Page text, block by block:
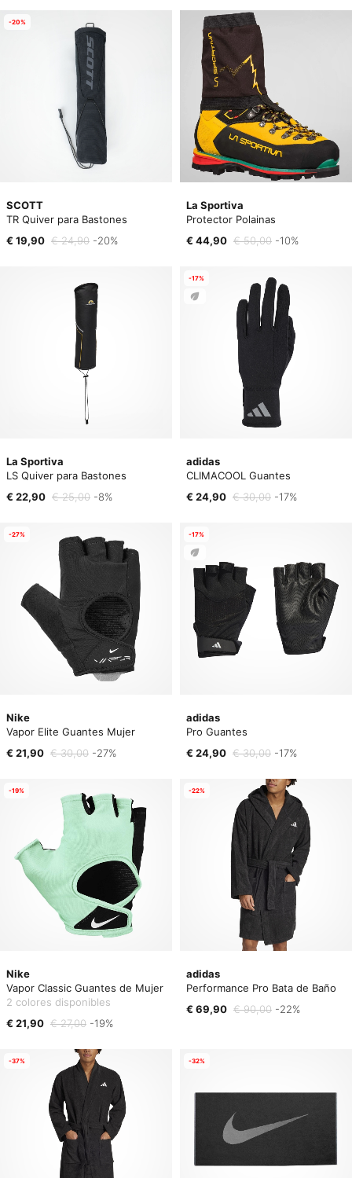
SCOTT
TR Quiver para Bastones
€ 19,90 € 24,90 -20%
-20%
La Sportiva
Protector Polainas
€ 44,90 € 50,00 -10%
La Sportiva
LS Quiver para Bastones
€ 22,90 € 25,00 -8%
adidas
CLIMACOOL Guantes
€ 24,90 € 30,00 -17%
-17%
Nike
Vapor Elite Guantes Mujer
€ 21,90 € 30,00 -27%
-27%
adidas
Pro Guantes
€ 24,90 € 30,00 -17%
-17%
Nike
Vapor Classic Guantes de Mujer
2 colores disponibles
€ 21,90 € 27,00 -19%
-19%
adidas
Performance Pro Bata de Baño
€ 69,90 € 90,00 -22%
-22%
-37% -32%